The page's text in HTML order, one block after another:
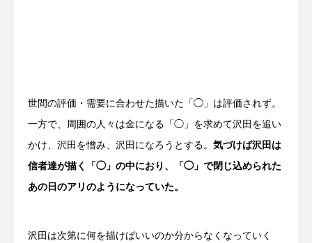
世間の評価・需要に合わせた描いた「◯」は評価されず。
一方で、周囲の人々は金になる「◯」を求めて沢田を追い
かけ、沢田を憎み、沢田になろうとする。 気づけば沢田は
信者達が描く「◯」の中におり、「◯」で閉じ込められた
あの日のアリのようになっていた。
沢田は次第に何を描けばいいのか分からなくなっていく